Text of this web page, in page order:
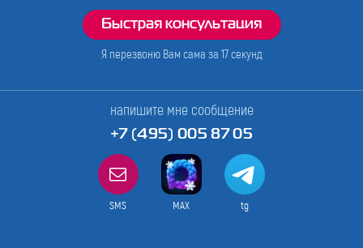
Я перезвоню Вам сама за 17секунд
напишите мне сообщение
+7 (495) 005 87 05
SMS MAX tg